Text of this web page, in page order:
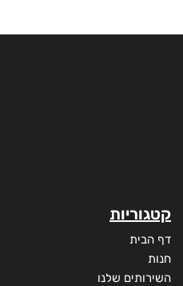
קטגוריות
דף הבית
חנות
השירותים שלנו